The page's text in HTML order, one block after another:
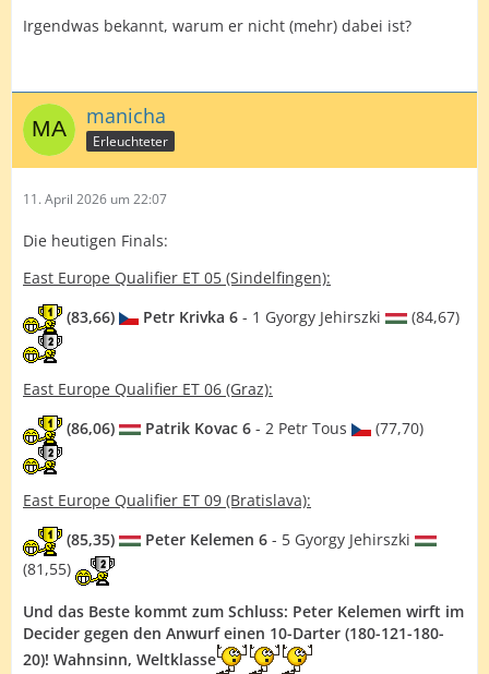
Irgendwas bekannt, warum er nicht (mehr) dabei ist?
manicha
Erleuchteter
11. April 2026 um 22:07
Die heutigen Finals:
East Europe Qualifier ET 05 (Sindelfingen):
(83,66)
Petr Krivka 6 - 1 Gyorgy Jehirszki (84,67)
East Europe Qualifier ET 06 (Graz):
(86,06)
Patrik Kovac 6 - 2 Petr Tous (77,70)
East Europe Qualifier ET 09 (Bratislava):
(85,35)
Peter Kelemen 6 - 5 Gyorgy Jehirszki
(81,55)
Und das Beste kommt zum Schluss: Peter Kelemen wirft im
Decider gegen den Anwurf einen 10-Darter (180-121-180-
20)! Wahnsinn, Weltklasse